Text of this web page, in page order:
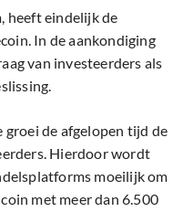
heeft eindelijk de
In de aankondiging
van investeerders als
groei de afgelopen tijd de
Hierdoor wordt
moeilijk om
met meer dan 6.500